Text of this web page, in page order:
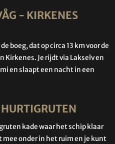
- KIRKENES
boeg, dat op circa 13 km voor de
Kirkenes. Je rijdt via Lakselv en
en slaapt een nacht in een
kade waar het schip klaar
mee onder in het ruim en je kunt